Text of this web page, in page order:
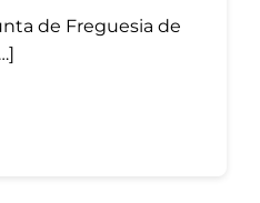
de Freguesia de